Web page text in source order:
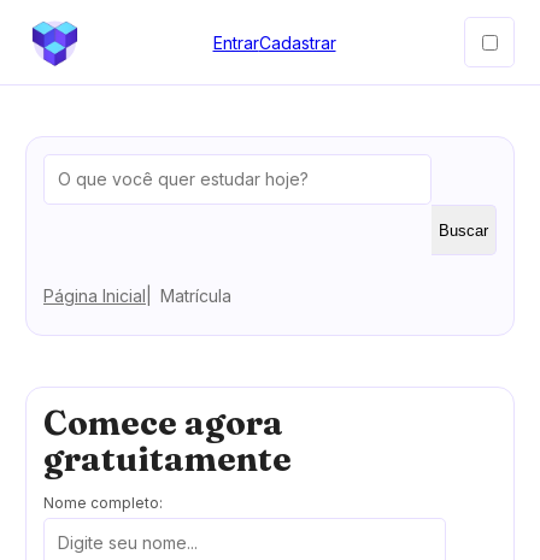
EntrarCadastrar
Buscar
Página Inicial Matrícula
Comece agora
gratuitamente
Nome completo: